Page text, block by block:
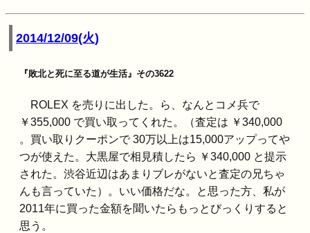
2014/12/09(火)
『敗北と死に至る道が生活』その3622
ROLEX を売りに出した。ら、なんとコメ兵で
￥355,000 で買い取ってくれた。（査定は ￥340,000
。買い取りクーポンで 30万以上は15,000アップってや
つが使えた。大黒屋で相見積したら ￥340,000 と提示
された。渋谷近辺はあまりブレがないと査定の兄ちゃ
んも言っていた）。いい価格だな。と思った方、私が
2011年に買った金額を聞いたらもっとびっくりすると
思う。